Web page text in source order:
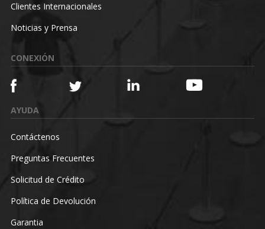
Clientes Internacionales
Noticias y Prensa
CONEXIÓN
AYUDA
Contáctenos
Preguntas Frecuentes
Solicitud de Crédito
Política de Devolución
Garantia